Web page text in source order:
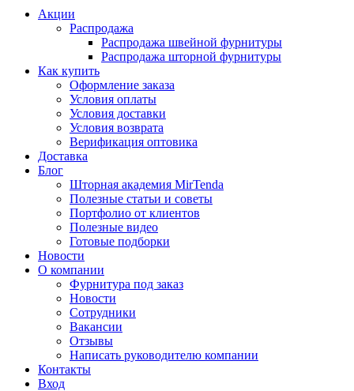
Акции
Распродажа
Распродажа швейной фурнитуры
Распродажа шторной фурнитуры
Как купить
Оформление заказа
Условия оплаты
Условия доставки
Условия возврата
Верификация оптовика
Доставка
Блог
Шторная академия MirTenda
Полезные статьи и советы
Портфолио от клиентов
Полезные видео
Готовые подборки
Новости
О компании
Фурнитура под заказ
Новости
Сотрудники
Вакансии
Отзывы
Написать руководителю компании
Контакты
Вход